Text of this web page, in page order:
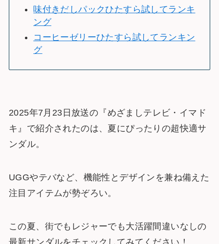
味付きだしパックひたすら試してランキ
ング
コーヒーゼリーひたすら試してランキン
グ
2025年7月23日放送の『めざましテレビ・イマド
キ』で紹介されたのは、夏にぴったりの超快適サ
ンダル。
UGGやテバなど、機能性とデザインを兼ね備えた
注目アイテムが勢ぞろい。
この夏、街でもレジャーでも大活躍間違いなしの
最新サンダルをチェックしてみてください！